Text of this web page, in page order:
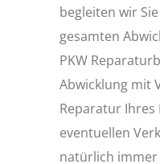
begleiten wir
gesamten
PKW
Abwicklung mit
Reparatur Ihres
eventuellen
natürlich